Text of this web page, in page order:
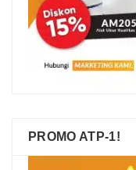
PROMO ATP-1!